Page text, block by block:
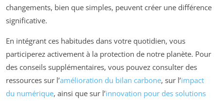
changements, bien que simples, peuvent créer une différence
significative.
En intégrant ces habitudes dans votre quotidien, vous
participerez activement à la protection de notre planète. Pour
des conseils supplémentaires, vous pouvez consulter des
ressources sur l’amélioration du bilan carbone, sur l’impact
du numérique, ainsi que sur l’innovation pour des solutions